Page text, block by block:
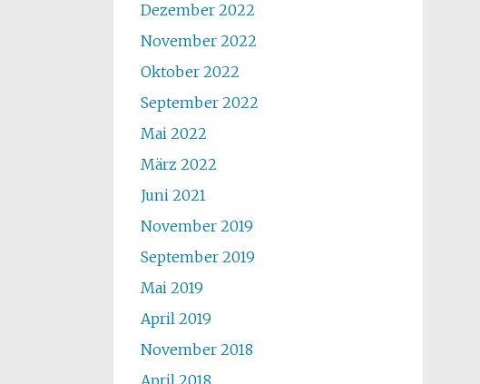
Dezember 2022
November 2022
Oktober 2022
September 2022
Mai 2022
März 2022
Juni 2021
November 2019
September 2019
Mai 2019
April 2019
November 2018
April 2018